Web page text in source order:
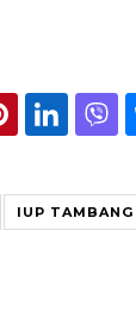
IUP TAMBANG